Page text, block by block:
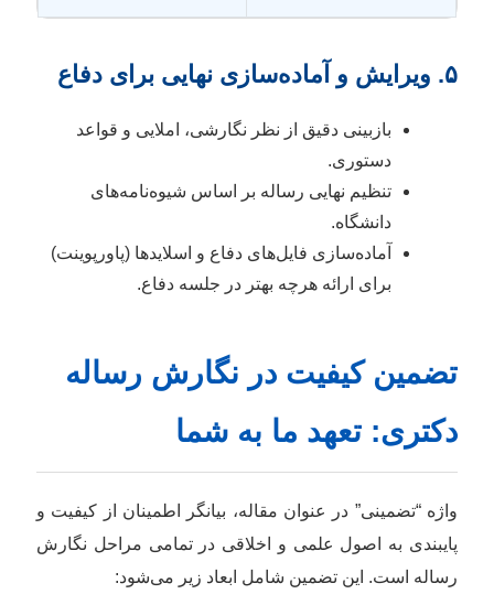
۵. ویرایش و آماده‌سازی نهایی برای دفاع
بازبینی دقیق از نظر نگارشی، املایی و قواعد
دستوری.
تنظیم نهایی رساله بر اساس شیوه‌نامه‌های
دانشگاه.
آماده‌سازی فایل‌های دفاع و اسلایدها (پاورپوینت)
برای ارائه هرچه بهتر در جلسه دفاع.
تضمین کیفیت در نگارش رساله
دکتری: تعهد ما به شما
واژه “تضمینی” در عنوان مقاله، بیانگر اطمینان از کیفیت و
پایبندی به اصول علمی و اخلاقی در تمامی مراحل نگارش
رساله است. این تضمین شامل ابعاد زیر می‌شود: